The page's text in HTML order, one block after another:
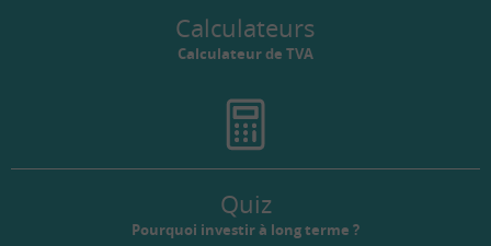
Calculateurs
Calculateur de TVA
Quiz
Pourquoi investir à long terme ?